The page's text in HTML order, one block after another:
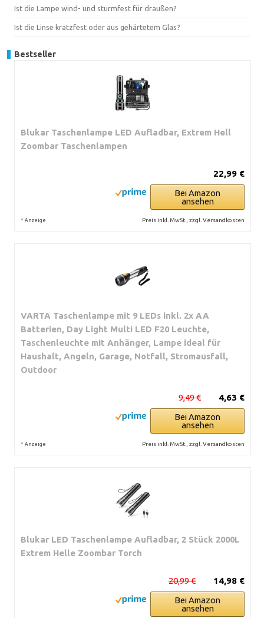
Ist die Lampe wind- und sturmfest für draußen?
Ist die Linse kratzfest oder aus gehärtetem Glas?
Bestseller
Blukar Taschenlampe LED Aufladbar, Extrem Hell
Zoombar Taschenlampen
22,99 €
Bei Amazon
ansehen
* Anzeige Preis inkl. MwSt., zzgl. Versandkosten
VARTA Taschenlampe mit 9 LEDs inkl. 2x AA
Batterien, Day Light Multi LED F20 Leuchte,
Taschenleuchte mit Anhänger, Lampe ideal für
Haushalt, Angeln, Garage, Notfall, Stromausfall,
Outdoor
4,63 €
9,49 €
Bei Amazon
ansehen
* Anzeige Preis inkl. MwSt., zzgl. Versandkosten
Blukar LED Taschenlampe Aufladbar, 2 Stück 2000L
Extrem Helle Zoombar Torch
14,98 €
20,99 €
Bei Amazon
ansehen